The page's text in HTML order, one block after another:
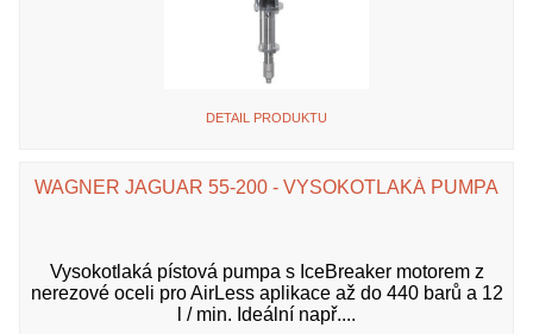
DETAIL PRODUKTU
WAGNER JAGUAR 55-200 - VYSOKOTLAKÁ PUMPA
Vysokotlaká pístová pumpa s IceBreaker motorem z
nerezové oceli pro AirLess aplikace až do 440 barů a 12
l / min. Ideální např....